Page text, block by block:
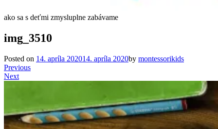
ako sa s deťmi zmysluplne zabávame
img_3510
Posted on 14. apríla 202014. apríla 2020by montessorikids
Previous
Next